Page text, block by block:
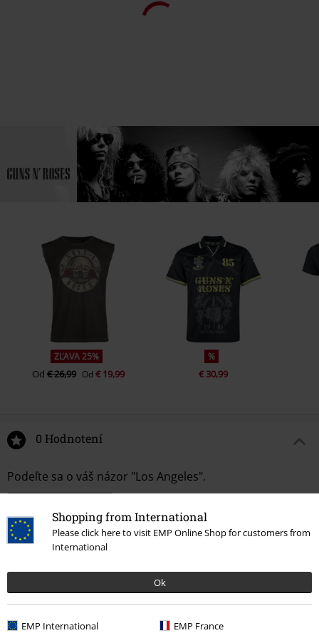
Shopping from International
Please click here to visit EMP Online Shop for customers from
International
Ok
EMP International EMP France
ZĽAVA 25%
Od € 26,99 Od € 19,99
%
€ 30,99
0 Hodnotení
Podeľte sa o váš názor "Los Angeles".